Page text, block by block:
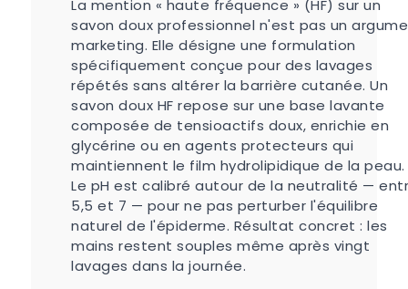
La mention « haute fréquence » (HF) sur un
savon doux professionnel n'est pas un
marketing. Elle désigne une formulation
spécifiquement conçue pour des lavages
répétés sans altérer la barrière cutanée. Un
savon doux HF repose sur une base lavante
composée de tensioactifs doux, enrichie en
glycérine ou en agents protecteurs qui
maintiennent le film hydrolipidique de la peau.
Le pH est calibré autour de la neutralité —
5,5 et 7 — pour ne pas perturber l'équilibre
naturel de l'épiderme. Résultat concret : les
mains restent souples même après vingt
lavages dans la journée.